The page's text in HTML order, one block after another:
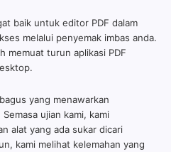
baik untuk editor PDF dalam
melalui penyemak imbas anda.
memuat turun aplikasi PDF
yang menawarkan
ujian kami, kami
alat yang ada sukar dicari
kami melihat kelemahan yang